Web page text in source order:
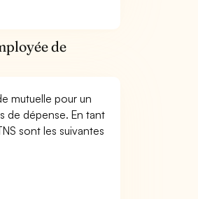
de
mutuelle pour un
de dépense. En tant
sont les suivantes